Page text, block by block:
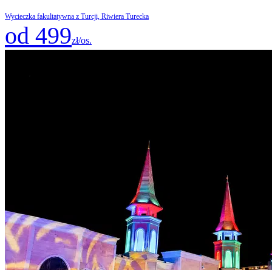
Wycieczka fakultatywna z Turcji, Riwiera Turecka
od 499zł/os.